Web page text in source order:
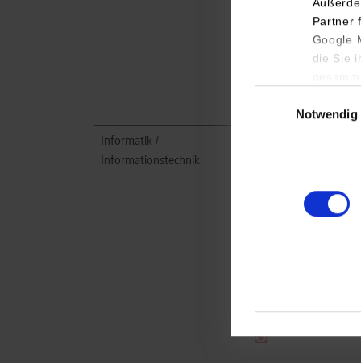
Partner
Google
die Sie
Notwendig
sport.com/de
07157 97 - 1937
Informatik /
Informationstechnik
Waldenbuch